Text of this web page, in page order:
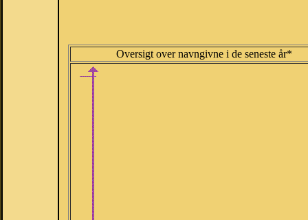
Oversigt over navngivne i de seneste år*